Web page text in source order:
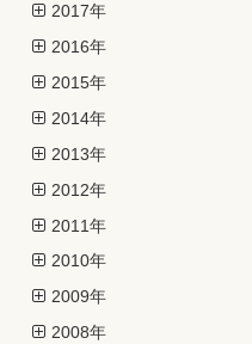
2017年
2016年
2015年
2014年
2013年
2012年
2011年
2010年
2009年
2008年